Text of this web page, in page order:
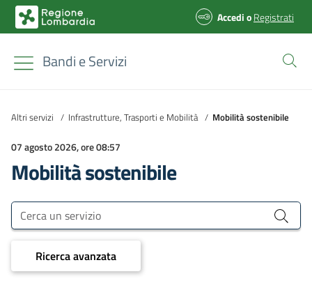
AccedioRegistrati
Bandi e Servizi
Altri servizi / Infrastrutture, Trasporti e Mobilità / Mobilità sostenibile
07 agosto 2026, ore 08:57
Mobilità sostenibile
Bandi e Servizi
Cerca un servizio
Ricerca avanzata